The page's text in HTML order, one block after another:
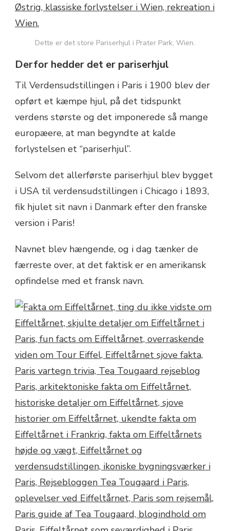
Dette er det store Pariserhjul i Prater Park, Wien.
Derfor hedder det er pariserhjul
Til Verdensudstillingen i Paris i 1900 blev der
opført et kæmpe hjul, på det tidspunkt
verdens største og det imponerede så mange
europæere, at man begyndte at kalde
forlystelsen et “pariserhjul”.
Selvom det allerførste pariserhjul blev bygget
i USA til verdensudstillingen i Chicago i 1893,
fik hjulet sit navn i Danmark efter den franske
version i Paris!
Navnet blev hængende, og i dag tænker de
færreste over, at det faktisk er en amerikansk
opfindelse med et fransk navn.